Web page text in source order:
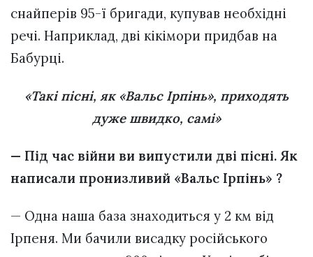
снайперів 95-ї бригади, купував необхідні
речі. Наприклад, дві кікімори придбав на
Бабурці.
«Такі пісні, як «Вальс Ірпінь», приходять
дуже швидко, самі»
— Під час війни ви випустили дві пісні. Як
написали пронизливий «Вальс Ірпінь» ?
— Одна наша база знаходиться у 2 км від
Ірпеня. Ми бачили висадку російського